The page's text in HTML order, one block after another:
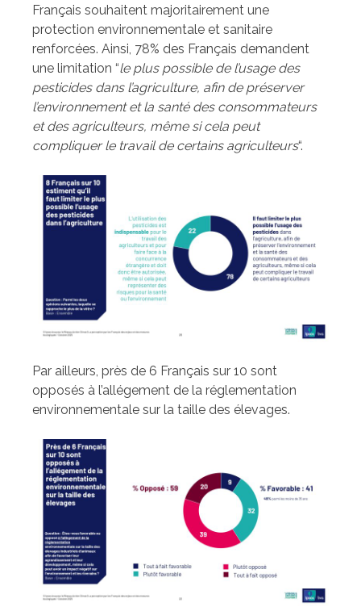
Français souhaitent majoritairement une
protection environnementale et sanitaire
renforcées. Ainsi, 78% des Français demandent
une limitation “le plus possible de l’usage des
pesticides dans l’agriculture, afin de préserver
l’environnement et la santé des consommateurs
et des agriculteurs, même si cela peut
compliquer le travail de certains agriculteurs“.
Par ailleurs, près de 6 Français sur 10 sont
opposés à l’allégement de la réglementation
environnementale sur la taille des élevages.